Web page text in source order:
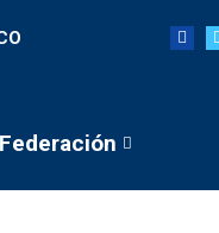
Federación